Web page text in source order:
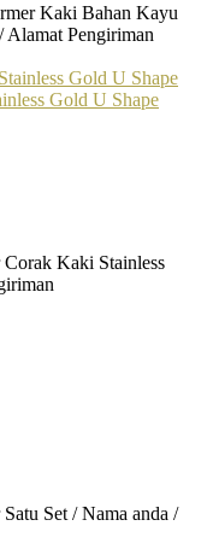
Kaki Bahan Kayu
Alamat Pengiriman
Gold U Shape
Kaki Stainless
Set / Nama anda /